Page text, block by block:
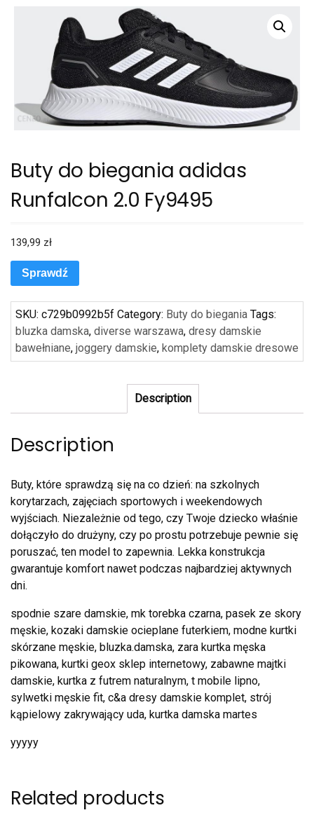
Buty do biegania adidas
Runfalcon 2.0 Fy9495
139,99 zł
Sprawdź
SKU: c729b0992b5f Category: Buty do biegania Tags:
bluzka damska, diverse warszawa, dresy damskie
bawełniane, joggery damskie, komplety damskie dresowe
Description
Description
Buty, które sprawdzą się na co dzień: na szkolnych
korytarzach, zajęciach sportowych i weekendowych
wyjściach. Niezależnie od tego, czy Twoje dziecko właśnie
dołączyło do drużyny, czy po prostu potrzebuje pewnie się
poruszać, ten model to zapewnia. Lekka konstrukcja
gwarantuje komfort nawet podczas najbardziej aktywnych
dni.
spodnie szare damskie, mk torebka czarna, pasek ze skory
męskie, kozaki damskie ocieplane futerkiem, modne kurtki
skórzane męskie, bluzka.damska, zara kurtka męska
pikowana, kurtki geox sklep internetowy, zabawne majtki
damskie, kurtka z futrem naturalnym, t mobile lipno,
sylwetki męskie fit, c&a dresy damskie komplet, strój
kąpielowy zakrywający uda, kurtka damska martes
yyyyy
Related products